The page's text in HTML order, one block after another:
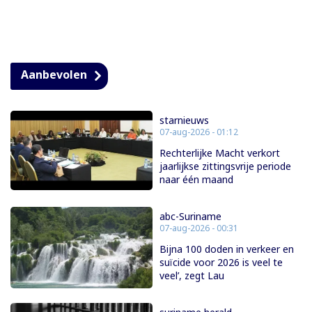
Aanbevolen
starnieuws
07-aug-2026 - 01:12
Rechterlijke Macht verkort
jaarlijkse zittingsvrije periode
naar één maand
abc-Suriname
07-aug-2026 - 00:31
Bijna 100 doden in verkeer en
suïcide voor 2026 is veel te
veel’, zegt Lau